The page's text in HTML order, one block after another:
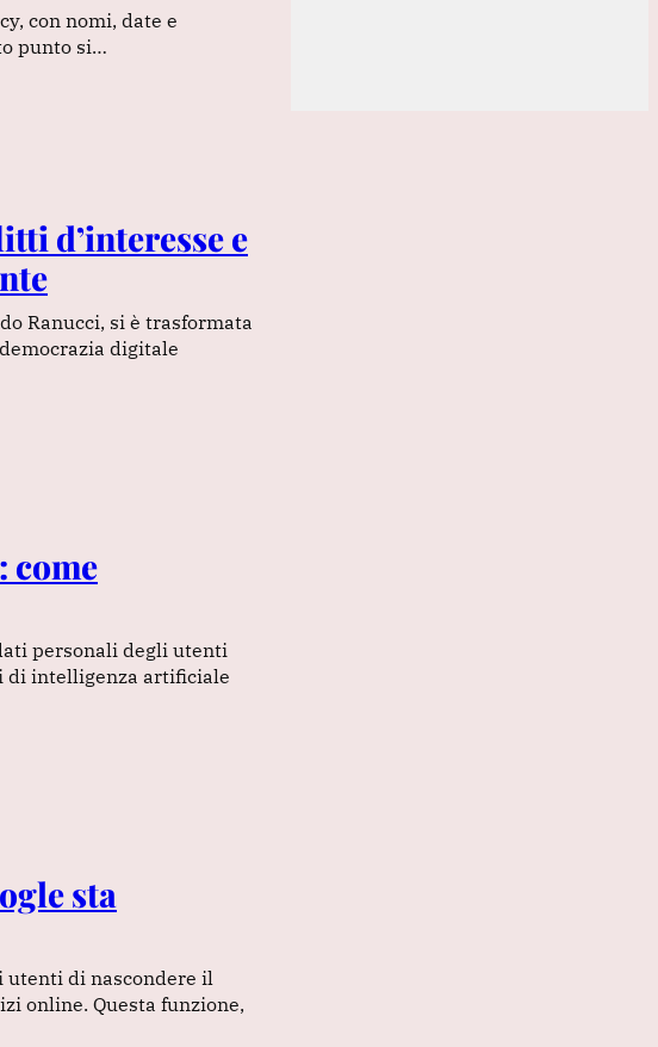
con nomi, date e
punto si…
d’interesse e
Ranucci, si è trasformata
digitale
come
personali degli utenti
di intelligenza artificiale
sta
utenti di nascondere il
online. Questa funzione,